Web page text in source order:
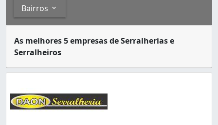
Bairros
Anchieta (2)
Bangu (13)
Barra da Tijuca (4)
As melhores 5 empresas de Serralherias e
Serralheiros
A cidade do Rio de Janeiro capital do estado
Guaratibaé um bairro da Zona Oeste da cidade do Rio